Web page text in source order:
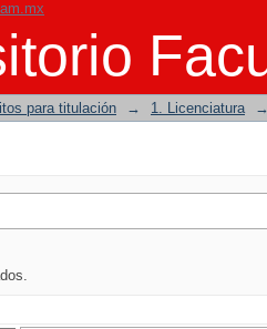
para titulación → 1. Licenciatura